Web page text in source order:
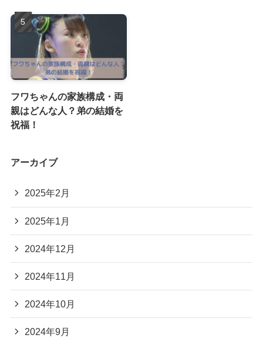
フワちゃんの家族構成・両
親はどんな人？弟の結婚を
祝福！
アーカイブ
2025年2月
2025年1月
2024年12月
2024年11月
2024年10月
2024年9月